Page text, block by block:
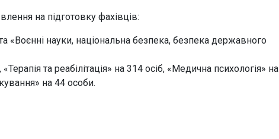
на підготовку фахівців:
«Воєнні науки, національна безпека, безпека державного
та реабілітація» на 314 осіб, «Медична психологія» на
на 44 особи.